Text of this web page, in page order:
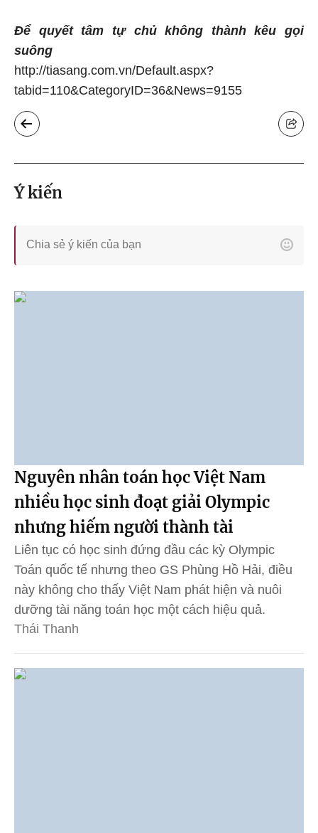
Để quyết tâm tự chủ không thành kêu gọi
suông
http://tiasang.com.vn/Default.aspx?
tabid=110&CategoryID=36&News=9155
Ý kiến
Nguyên nhân toán học Việt Nam
nhiều học sinh đoạt giải Olympic
nhưng hiếm người thành tài
Liên tục có học sinh đứng đầu các kỳ Olympic
Toán quốc tế nhưng theo GS Phùng Hồ Hải, điều
này không cho thấy Việt Nam phát hiện và nuôi
dưỡng tài năng toán học một cách hiệu quả.
Thái Thanh